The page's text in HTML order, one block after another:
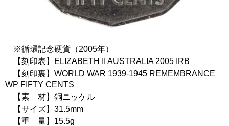
※循環記念硬貨（2005年）
【刻印表】ELIZABETH II AUSTRALIA 2005 IRB
【刻印裏】WORLD WAR 1939-1945 REMEMBRANCE
WP FIFTY CENTS
【素 材】銅ニッケル
【サイズ】31.5mm
【重 量】15.5g